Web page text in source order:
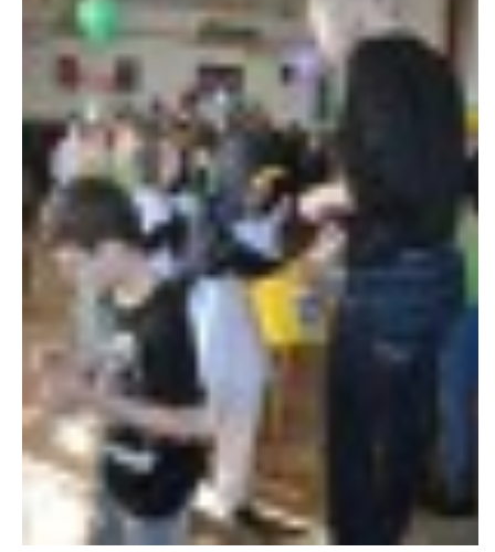
HISTORIE
VAROVÁNÍ OBYVATELSTVA
HASIČSKÉ DESATERO
SVATÝ FLORIÁN
ODKAZY NA WWW.STRÁNKY
Bankovní spojení:
224985128/0600
IČO: 64782832